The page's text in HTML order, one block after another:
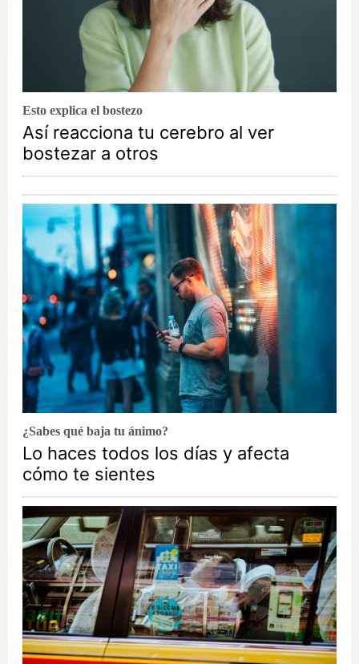
Esto explica el bostezo
Así reacciona tu cerebro al ver
bostezar a otros
¿Sabes qué baja tu ánimo?
Lo haces todos los días y afecta
cómo te sientes